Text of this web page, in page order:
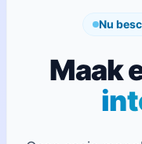
Nu
Maak